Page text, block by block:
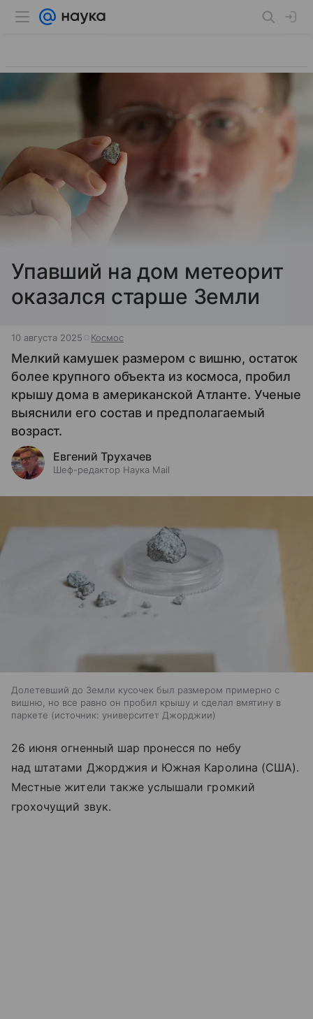
Упавший на дом метеорит
оказался старше Земли
10 августа 2025 Космос
Мелкий камушек размером с вишню, остаток
более крупного объекта из космоса, пробил
крышу дома в американской Атланте. Ученые
выяснили его состав и предполагаемый
возраст.
Евгений Трухачев
Шеф-редактор Наука Mail
Долетевший до Земли кусочек был размером примерно с
вишню, но все равно он пробил крышу и сделал вмятину в
паркете
источник: университет Джорджии
26 июня огненный шар пронесся по небу
над штатами Джорджия и Южная Каролина (США).
Местные жители также услышали громкий
грохочущий звук.